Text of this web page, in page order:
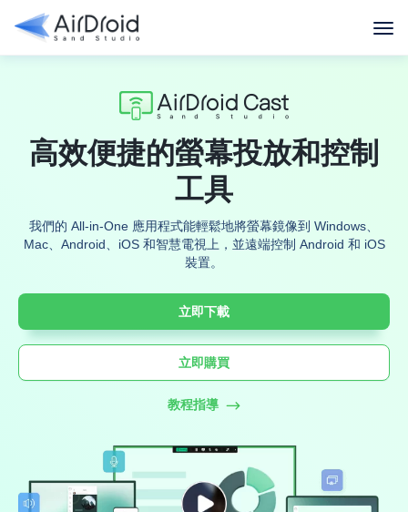
高效便捷的螢幕投放和控制
工具
我們的 All-in-One 應用程式能輕鬆地將螢幕鏡像到 Windows、
Mac、Android、iOS 和智慧電視上，並遠端控制 Android 和 iOS
裝置。
立即下載
立即購買
教程指導